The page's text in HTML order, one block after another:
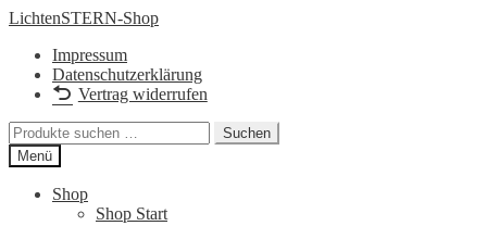
Zur
springen
Zum
springen
LichtenSTERN-Shop
Impressum
Datenschutzerklärung
Vertrag widerrufen
Suchen
nach:
Suchen
Menü
Shop
Shop Start